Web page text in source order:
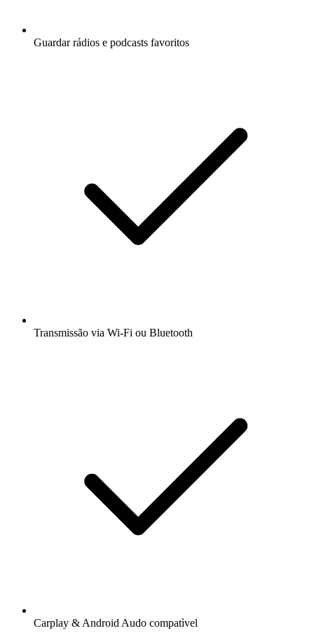
Guardar rádios e podcasts favoritos
Transmissão via Wi-Fi ou Bluetooth
Carplay & Android Audo compatìvel